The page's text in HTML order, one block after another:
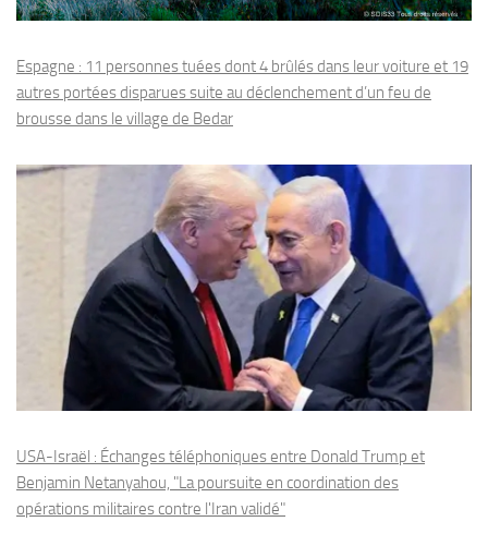
Espagne : 11 personnes tuées dont 4 brûlés dans leur voiture et 19
autres portées disparues suite au déclenchement d’un feu de
brousse dans le village de Bedar
USA-Israël : Échanges téléphoniques entre Donald Trump et
Benjamin Netanyahou, "La poursuite en coordination des
opérations militaires contre l'Iran validé"